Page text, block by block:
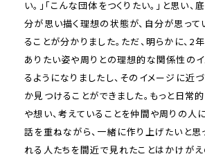
い。」「こんな団体をつくりたい。」と思い、
分が思い描く理想の状態が、自分が思って
ることが分かりました。ただ、明らかに、2
ありたい姿や周りとの理想的な関係性の
るようになりましたし、そのイメージに近
か見つけることができました。もっと日常
や想い、考えていることを仲間や周りの人
話を重ねながら、一緒に作り上げたいと思
れる人たちを間近で見れたことはかけが